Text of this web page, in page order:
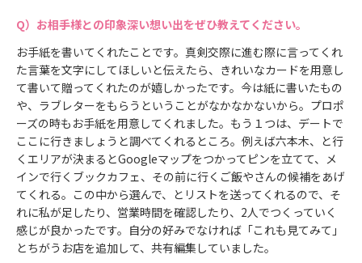
お相手様との印象深い想い出をぜひ教えてください。
お手紙を書いてくれたことです。真剣交際に進む際に言ってくれ
た言葉を文字にしてほしいと伝えたら、きれいなカードを用意し
て書いて贈ってくれたのが嬉しかったです。今は紙に書いたもの
や、ラブレターをもらうということがなかなかないから。プロポ
ーズの時もお手紙を用意してくれました。もう１つは、デートで
ここに行きましょうと調べてくれるところ。例えば六本木、と行
くエリアが決まるとGoogleマップをつかってピンを立てて、メ
インで行くブックカフェ、その前に行くご飯やさんの候補をあげ
てくれる。この中から選んで、とリストを送ってくれるので、そ
れに私が足したり、営業時間を確認したり、2人でつくっていく
感じが良かったです。自分の好みでなければ「これも見てみて」
とちがうお店を追加して、共有編集していました。